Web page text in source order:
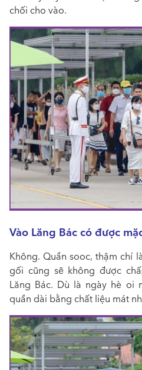
chối cho vào.
Vào Lăng Bác có được
Không. Quần sooc, thậm chí
gối cũng sẽ không được
Lăng Bác. Dù là ngày hè oi
quần dài bằng chất liệu mát